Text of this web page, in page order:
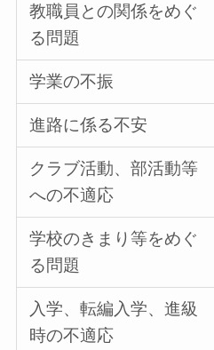
教職員との関係をめぐ
る問題
学業の不振
進路に係る不安
クラブ活動、部活動等
への不適応
学校のきまり等をめぐ
る問題
入学、転編入学、進級
時の不適応